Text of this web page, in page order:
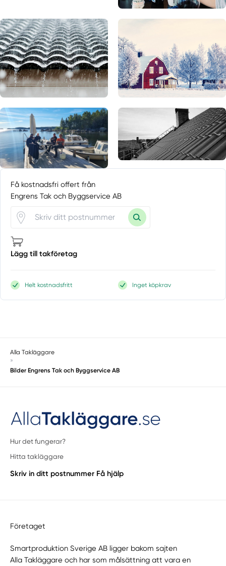
Få kostnadsfri offert från
Engrens Tak och Byggservice AB
Lägg till takföretag
Helt kostnadsfritt Inget köpkrav
Alla Takläggare
»
Bilder Engrens Tak och Byggservice AB
Hur det fungerar?
Hitta takläggare
Skriv in ditt postnummer Få hjälp
Företaget
Smartproduktion Sverige AB ligger bakom sajten
Alla Takläggare och har som målsättning att vara en